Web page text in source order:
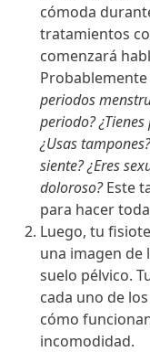
cómoda
tratamientos
comenzará
periodos
periodo?
¿Usas
siente? ¿Eres
doloroso?Este
para hacer
Luego, tu
una imagen de
suelo pélvico.
cada uno de
cómo
incomodidad.